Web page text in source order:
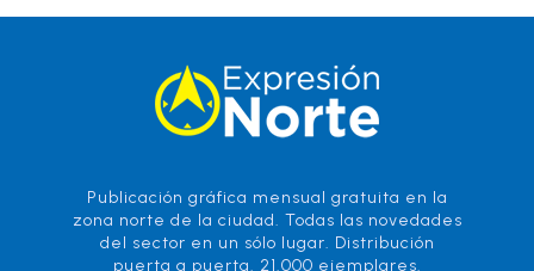
Publicación gráfica mensual gratuita en la
zona norte de la ciudad. Todas las novedades
del sector en un sólo lugar. Distribución
puerta a puerta. 21.000 ejemplares.